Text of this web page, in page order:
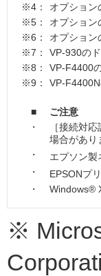
※4：
オプション
※5：
オプション
※6：
オプション
※7：
VP-930の
※8：
VP-F4400
※9：
VP-
■
ご注意
・
［接続対
場合があり
・
エプソン
・
EPSONプ
・
Windows®
※